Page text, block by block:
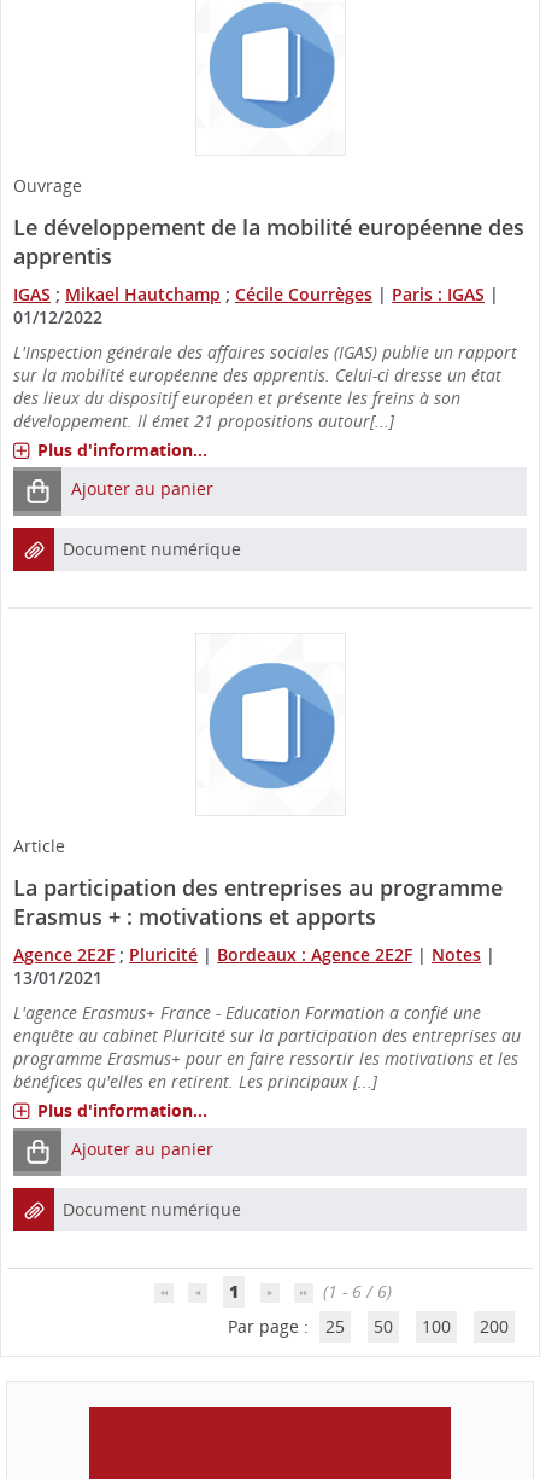
Ouvrage
Le développement de la mobilité européenne des
apprentis
IGAS ; Mikael Hautchamp ; Cécile Courrèges | Paris : IGAS |
01/12/2022
L'Inspection générale des affaires sociales (IGAS) publie un rapport
sur la mobilité européenne des apprentis. Celui-ci dresse un état
des lieux du dispositif européen et présente les freins à son
développement. Il émet 21 propositions autour[...]
Plus d'information...
Ajouter au panier
Document numérique
Article
La participation des entreprises au programme
Erasmus + : motivations et apports
Agence 2E2F ; Pluricité | Bordeaux : Agence 2E2F | Notes |
13/01/2021
L'agence Erasmus+ France - Education Formation a confié une
enquête au cabinet Pluricité sur la participation des entreprises au
programme Erasmus+ pour en faire ressortir les motivations et les
bénéfices qu'elles en retirent. Les principaux [...]
Plus d'information...
Ajouter au panier
Document numérique
1
(1 - 6 / 6)
Par page :
25 50 100 200